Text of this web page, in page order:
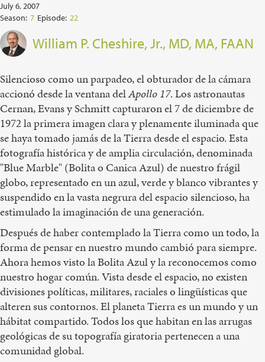
July 6, 2007
Season: 7 Episode: 22
William P. Cheshire, Jr., MD, MA, FAAN
Silencioso como un parpadeo, el obturador de la cámara
accionó desde la ventana delApollo 17. Los astronautas
Cernan, Evans y Schmitt capturaron el 7 de diciembre de
1972 la primera imagen clara y plenamente iluminada que
se haya tomado jamás de la Tierra desde el espacio. Esta
fotografía histórica y de amplia circulación, denominada
"Blue Marble" (Bolita o Canica Azul) de nuestro frágil
globo, representado en un azul, verde y blanco vibrantes y
suspendido en la vasta negrura del espacio silencioso, ha
estimulado la imaginación de una generación.
Después de haber contemplado la Tierra como un todo, la
forma de pensar en nuestro mundo cambió para siempre.
Ahora hemos visto la Bolita Azul y la reconocemos como
nuestro hogar común. Vista desde el espacio, no existen
divisiones políticas, militares, raciales o lingüísticas que
alteren sus contornos. El planeta Tierra es un mundo y un
hábitat compartido. Todos los que habitan en las arrugas
geológicas de su topografía giratoria pertenecen a una
comunidad global.